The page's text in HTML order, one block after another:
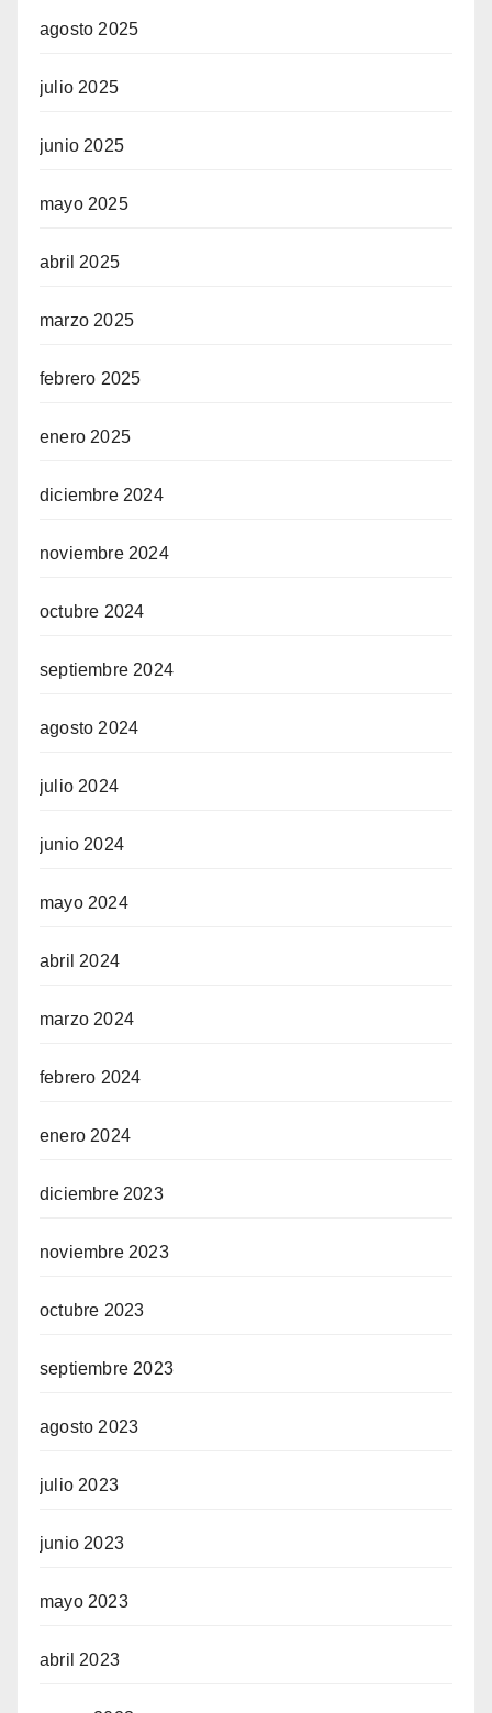
agosto 2025
julio 2025
junio 2025
mayo 2025
abril 2025
marzo 2025
febrero 2025
enero 2025
diciembre 2024
noviembre 2024
octubre 2024
septiembre 2024
agosto 2024
julio 2024
junio 2024
mayo 2024
abril 2024
marzo 2024
febrero 2024
enero 2024
diciembre 2023
noviembre 2023
octubre 2023
septiembre 2023
agosto 2023
julio 2023
junio 2023
mayo 2023
abril 2023